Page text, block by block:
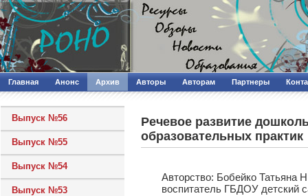
Главная Анонс Архив Авторы Авторам Партнеры
Выпуск №56
Выпуск №55
Выпуск №54
Выпуск №53
Речевое развитие
образовательных практик
Авторcтво: Бобейко Татьяна
воспитатель ГБДОУ детский